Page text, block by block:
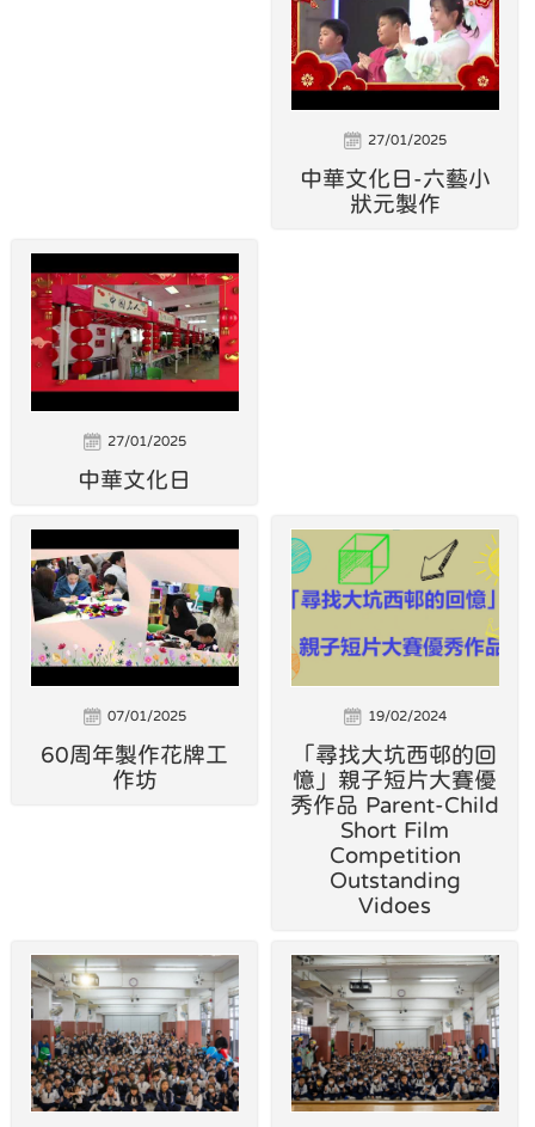
27/01/2025
中華文化日-六藝小
狀元製作
27/01/2025
中華文化日
07/01/2025
60周年製作花牌工
作坊
19/02/2024
「尋找大坑西邨的回
憶」親子短片大賽優
秀作品 Parent-Child
Short Film
Competition
Outstanding
Vidoes